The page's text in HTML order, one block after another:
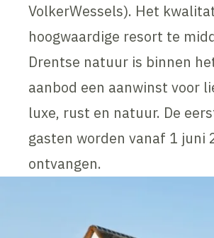
VolkerWessels). Het
hoogwaardige resort te
Drentse natuur is binnen
aanbod een aanwinst voor
luxe, rust en natuur. De
gasten worden vanaf 1 juni
ontvangen.